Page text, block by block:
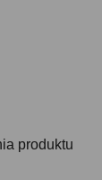
produktu